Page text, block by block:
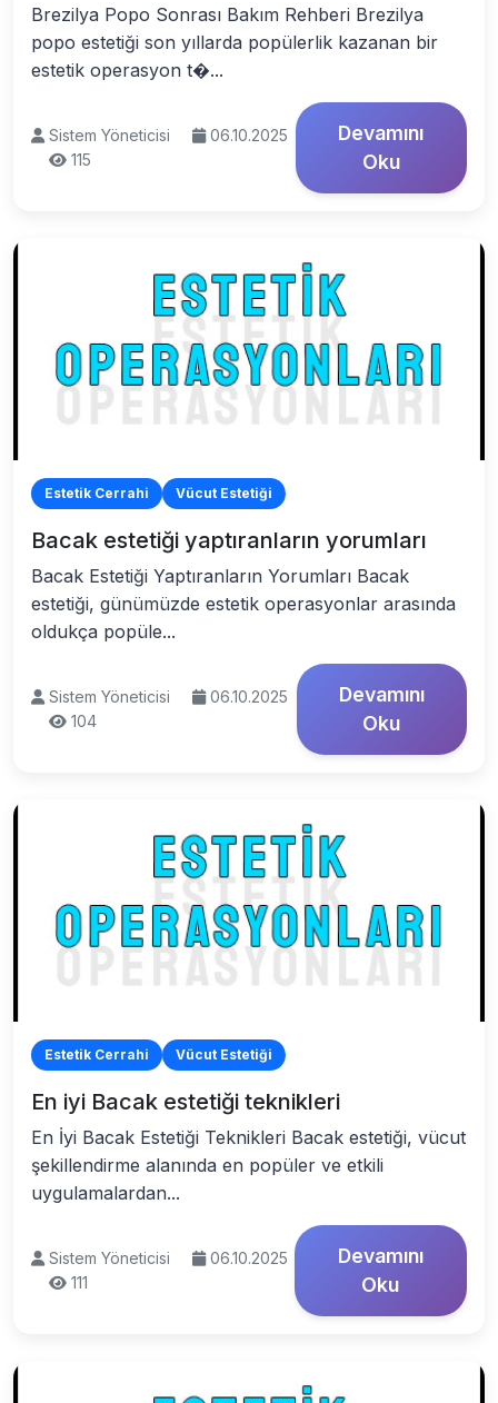
Brezilya Popo Sonrası Bakım Rehberi Brezilya
popo estetiği son yıllarda popülerlik kazanan bir
estetik operasyon t�...
Sistem Yöneticisi
06.10.2025
115
Devamını
Oku
Estetik Cerrahi Vücut Estetiği
Bacak estetiği yaptıranların yorumları
Bacak Estetiği Yaptıranların Yorumları Bacak
estetiği, günümüzde estetik operasyonlar arasında
oldukça popüle...
Sistem Yöneticisi
06.10.2025
104
Devamını
Oku
Estetik Cerrahi Vücut Estetiği
En iyi Bacak estetiği teknikleri
En İyi Bacak Estetiği Teknikleri Bacak estetiği, vücut
şekillendirme alanında en popüler ve etkili
uygulamalardan...
Sistem Yöneticisi
06.10.2025
111
Devamını
Oku